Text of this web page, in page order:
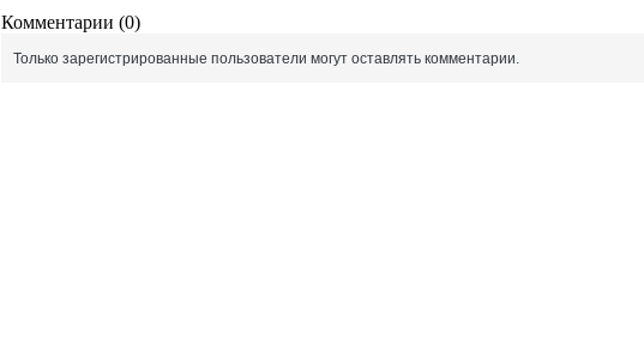
Комментарии (0)
Только зарегистрированные пользователи могут оставлять комментарии.